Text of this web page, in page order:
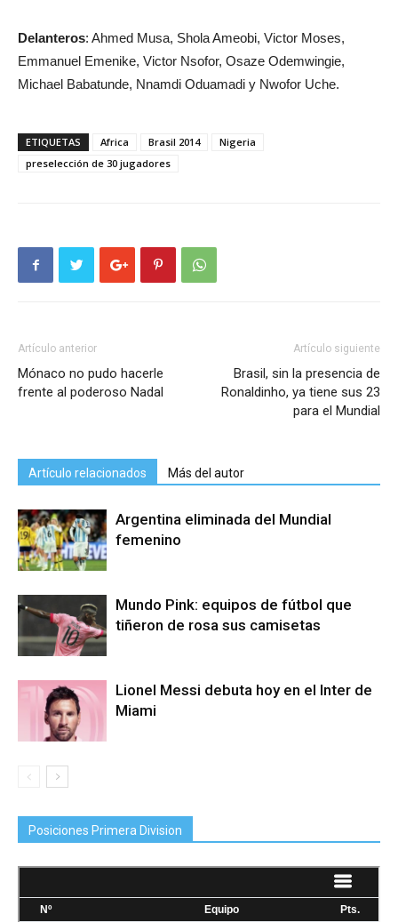
Delanteros: Ahmed Musa, Shola Ameobi, Victor Moses,
Emmanuel Emenike, Victor Nsofor, Osaze Odemwingie,
Michael Babatunde, Nnamdi Oduamadi y Nwofor Uche.
ETIQUETAS Africa Brasil 2014
Nigeria
preselección de 30 jugadores
Artículo anterior
Mónaco no pudo hacerle
frente al poderoso Nadal
Artículo siguiente
Brasil, sin la presencia de
Ronaldinho, ya tiene sus 23
para el Mundial
Artículo relacionados Más del autor
Argentina eliminada del Mundial
femenino
Mundo Pink: equipos de fútbol que
tiñeron de rosa sus camisetas
Lionel Messi debuta hoy en el Inter de
Miami
Posiciones Primera Division